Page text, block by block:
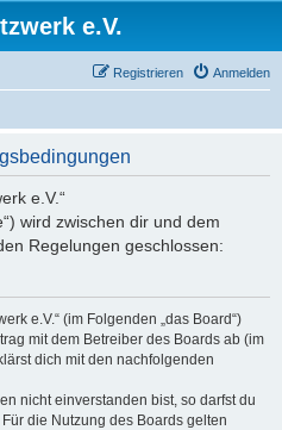
e.V.
Anmelden
Registrieren
e.V.“
wird zwischen dir und dem
Regelungen geschlossen:
e.V.“ (im Folgenden „das Board“)
mit dem Betreiber des Boards ab (im
dich mit den nachfolgenden
nicht einverstanden bist, so darfst du
die Nutzung des Boards gelten